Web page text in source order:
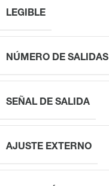
LEGIBLE
NÚMERO DE SALIDAS
SEÑAL DE SALIDA
AJUSTE EXTERNO